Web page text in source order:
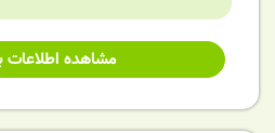
مشاهده اطلاعات